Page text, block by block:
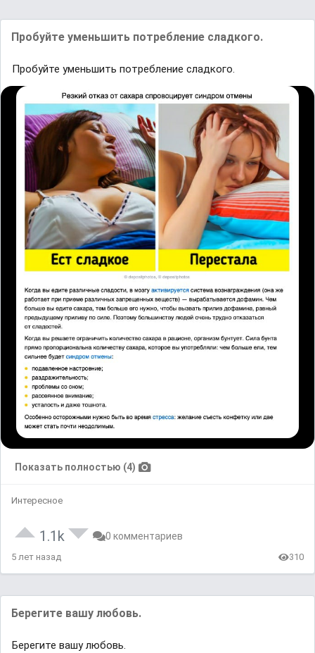
Пробуйте уменьшить потребление сладкого.
Пробуйте уменьшить потребление сладкого.
Показать полностью (4)
Интересное
1.1k 0 комментариев
5 лет назад 310
Берегите вашу любовь.
Берегите вашу любовь.